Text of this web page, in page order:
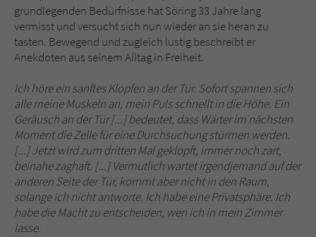
grundlegenden Bedürfnisse hat Söring 33 Jahre lang
vermisst und versucht sich nun wieder an sie heran zu
tasten. Bewegend und zugleich lustig beschreibt er
Anekdoten aus seinem Alltag in Freiheit.
Ich höre ein sanftes Klopfen an der Tür. Sofort spannen sich
alle meine Muskeln an, mein Puls schnellt in die Höhe. Ein
Geräusch an der Tür [...] bedeutet, dass Wärter im nächsten
Moment die Zelle für eine Durchsuchung stürmen werden.
[...] Jetzt wird zum dritten Mal geklopft, immer noch zart,
beinahe zaghaft. [...] Vermutlich wartet irgendjemand auf der
anderen Seite der Tür, kommt aber nicht in den Raum,
solange ich nicht antworte. Ich habe eine Privatsphäre. Ich
habe die Macht zu entscheiden, wen ich in mein Zimmer
lasse.